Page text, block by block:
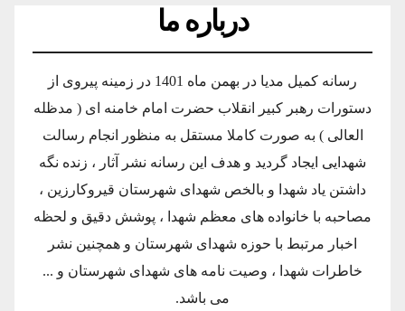
درباره ما
رسانه کمیل مدیا در بهمن ماه 1401 در زمینه پیروی از
دستورات رهبر کبیر انقلاب حضرت امام خامنه ای ( مدظله
العالی ) به صورت کاملا مستقل به منظور انجام رسالت
شهدایی ایجاد گردید و هدف این رسانه نشر آثار ، زنده نگه
داشتن یاد شهدا و بالخص شهدای شهرستان قیروکارزین ،
مصاحبه با خانواده های معظم شهدا ، پوشش دقیق و لحظه
اخبار مرتبط با حوزه شهدای شهرستان و همچنین نشر
خاطرات شهدا ، وصیت نامه های شهدای شهرستان و ...
می باشد.